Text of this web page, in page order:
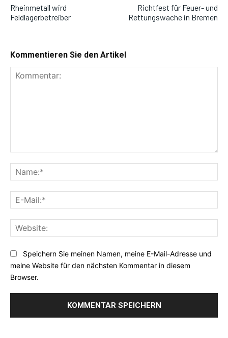
Rheinmetall wird
Feldlagerbetreiber
Richtfest für Feuer- und
Rettungswache in Bremen
Kommentieren Sie den Artikel
Speichern Sie meinen Namen, meine E-Mail-Adresse und
meine Website für den nächsten Kommentar in diesem
Browser.